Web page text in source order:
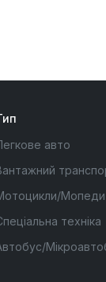
авто
Мопеди
техніка